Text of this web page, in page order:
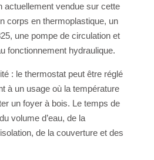
actuellement vendue sur cette
corps en thermoplastique, un
une pompe de circulation et
fonctionnement hydraulique.
: le thermostat peut être réglé
à un usage où la température
un foyer à bois. Le temps de
volume d’eau, de la
de la couverture et des